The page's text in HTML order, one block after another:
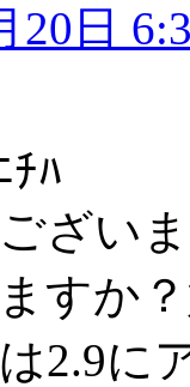
20日
ﾁﾊ
ざい
すか
2.9に